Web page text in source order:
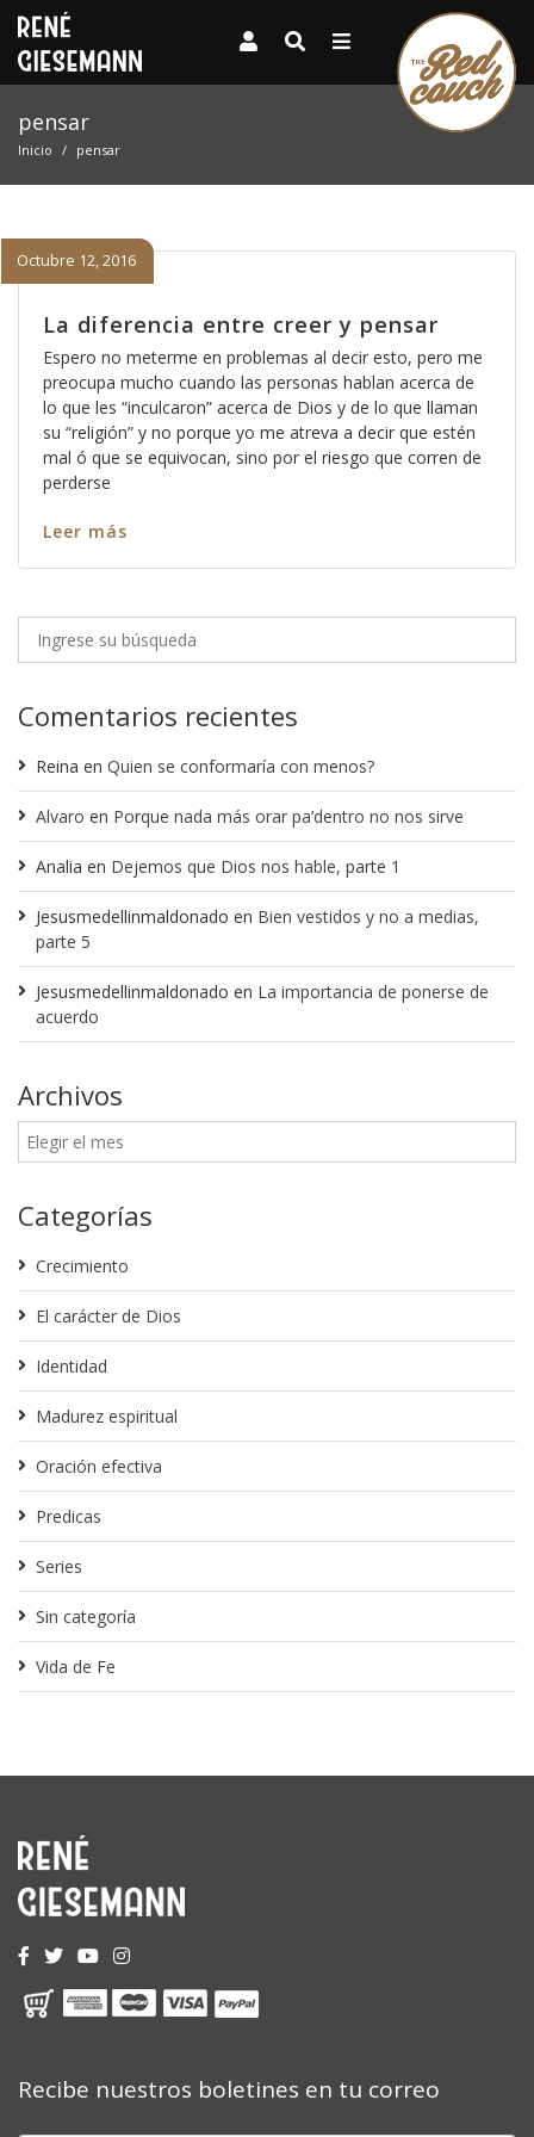
pensar
Inicio pensar
La diferencia entre creer y pensar
Octubre 12, 2016
Espero no meterme en problemas al decir esto, pero me
preocupa mucho cuando las personas hablan acerca de
lo que les “inculcaron” acerca de Dios y de lo que llaman
su “religión” y no porque yo me atreva a decir que estén
mal ó que se equivocan, sino por el riesgo que corren de
perderse
Leer más
Comentarios recientes
Reina en Quien se conformaría con menos?
Alvaro en Porque nada más orar pa’dentro no nos sirve
Analia en Dejemos que Dios nos hable, parte 1
Jesusmedellinmaldonado en Bien vestidos y no a medias,
parte 5
Jesusmedellinmaldonado en La importancia de ponerse de
acuerdo
Archivos
Categorías
Crecimiento
El carácter de Dios
Identidad
Madurez espiritual
Oración efectiva
Predicas
Series
Sin categoría
Vida de Fe
Recibe nuestros boletines en tu correo